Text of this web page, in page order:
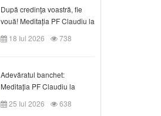
După credinţa voastră, fie
vouă! Meditația PF Claudiu la
duminica a VII-a după Rusalii
18 Iul 2026 738
Adevăratul banchet:
Meditația PF Claudiu la
Duminica a VIII-a după
Rusalii
25 Iul 2026 638